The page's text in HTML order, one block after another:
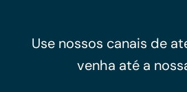
Use nossos canais de
venha até a